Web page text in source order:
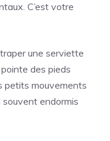
C’est votre
une serviette
des pieds
petits mouvements
endormis